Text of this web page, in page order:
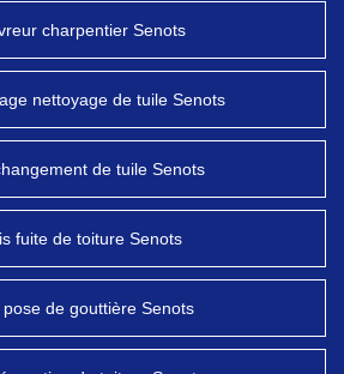
charpentier Senots
nettoyage de tuile Senots
de tuile Senots
fuite de toiture Senots
pose de gouttière Senots